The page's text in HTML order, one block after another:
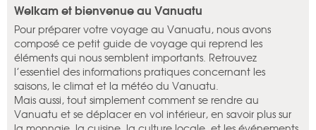
Welkam et bienvenue au Vanuatu
Pour préparer votre voyage au Vanuatu, nous avons
composé ce petit guide de voyage qui reprend les
éléments qui nous semblent importants. Retrouvez
l’essentiel des informations pratiques concernant les
saisons, le climat et la météo du Vanuatu.
Mais aussi, tout simplement comment se rendre au
Vanuatu et se déplacer en vol intérieur, en savoir plus sur